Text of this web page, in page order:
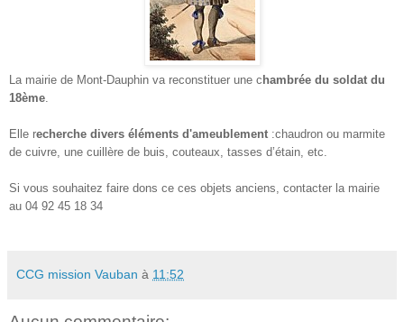
La mairie de Mont-Dauphin va reconstituer une c hambrée du soldat du
18ème
Elle recherche divers éléments d'ameublement :chaudron ou marmite
de cuivre, une cuillère de buis, couteaux, tasses d’étain, etc.
Si vous souhaitez faire dons ce ces objets anciens, contacter la mairie
au 04 92 45 18 34
CCG mission Vauban à 11:52